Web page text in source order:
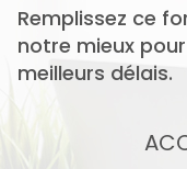
Remplissez ce
notre mieux
meilleurs délais.